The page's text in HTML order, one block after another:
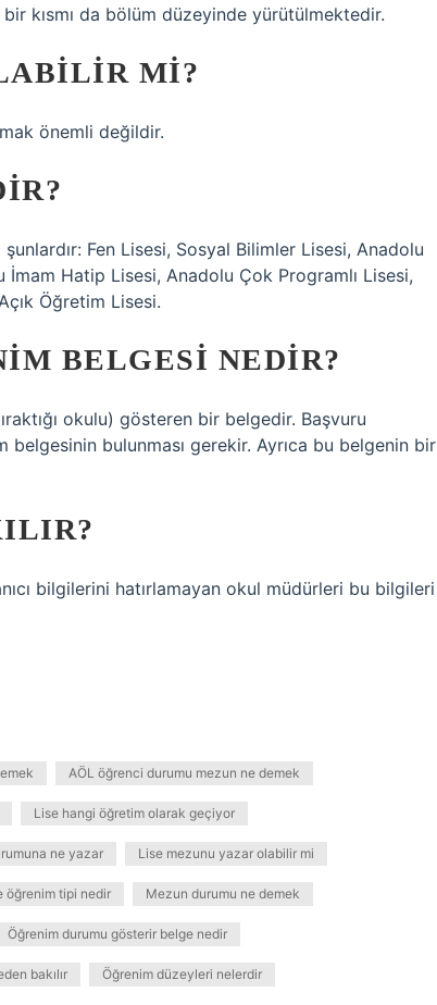
kısmı da bölüm düzeyinde yürütülmektedir.
MI?
önemli değildir.
Fen Lisesi, Sosyal Bilimler Lisesi, Anadolu
Hatip Lisesi, Anadolu Çok Programlı Lisesi,
Öğretim Lisesi.
BELGESI NEDIR?
okulu) gösteren bir belgedir. Başvuru
belgesinin bulunması gerekir. Ayrıca bu belgenin bir
bilgilerini hatırlamayan okul müdürleri bu bilgileri
AÖL öğrenci durumu mezun ne demek
Lise hangi öğretim olarak geçiyor
ne yazar Lise mezunu yazar olabilir mi
öğrenim tipi nedir Mezun durumu ne demek
Öğrenim durumu gösterir belge nedir
bakılır Öğrenim düzeyleri nelerdir